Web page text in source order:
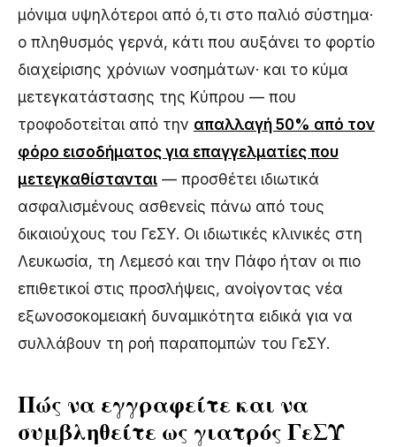
μόνιμα υψηλότεροι από ό,τι στο παλιό σύστημα·
ο πληθυσμός γερνά, κάτι που αυξάνει το φορτίο
διαχείρισης χρόνιων νοσημάτων· και το κύμα
μετεγκατάστασης της Κύπρου — που
τροφοδοτείται από την απαλλαγή 50% από τον
φόρο εισοδήματος για επαγγελματίες που
μετεγκαθίστανται — προσθέτει ιδιωτικά
ασφαλισμένους ασθενείς πάνω από τους
δικαιούχους του ΓεΣΥ. Οι ιδιωτικές κλινικές στη
Λευκωσία, τη Λεμεσό και την Πάφο ήταν οι πιο
επιθετικοί στις προσλήψεις, ανοίγοντας νέα
εξωνοσοκομειακή δυναμικότητα ειδικά για να
συλλάβουν τη ροή παραπομπών του ΓεΣΥ.
Πώς να εγγραφείτε και να
συμβληθείτε ως γιατρός ΓεΣΥ